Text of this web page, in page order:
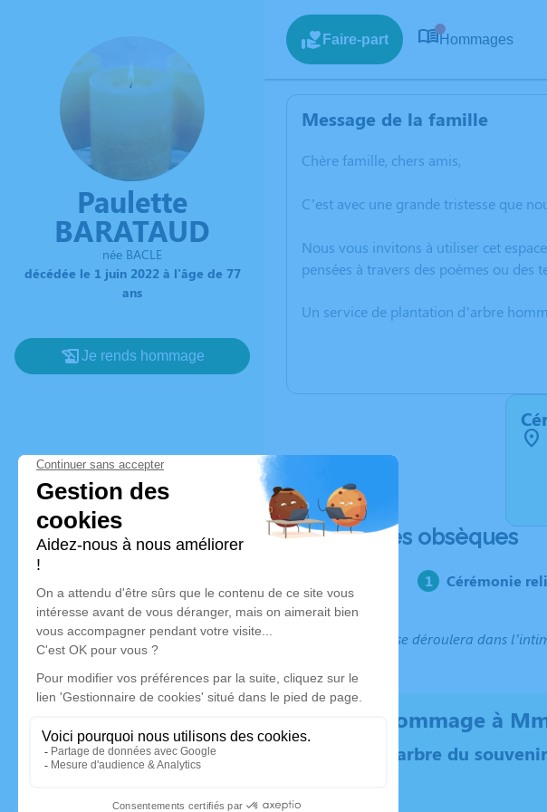
Paulette
BARATAUD
née BACLE
décédée le 1 juin 2022 à l'âge de 77
ans
Je rends hommage
Faire-part Hommages
Message de la famille
Chère famille, chers amis,
C’est avec une grande tristesse que
Nous vous invitons à utiliser cet
pensées à travers des poèmes ou des
Un service de plantation d’arbre
Déroulé des obsèques
Cérémonie
Ce service se déroulera dans
Rendez hommage à
Plantez un arbre du souvenir